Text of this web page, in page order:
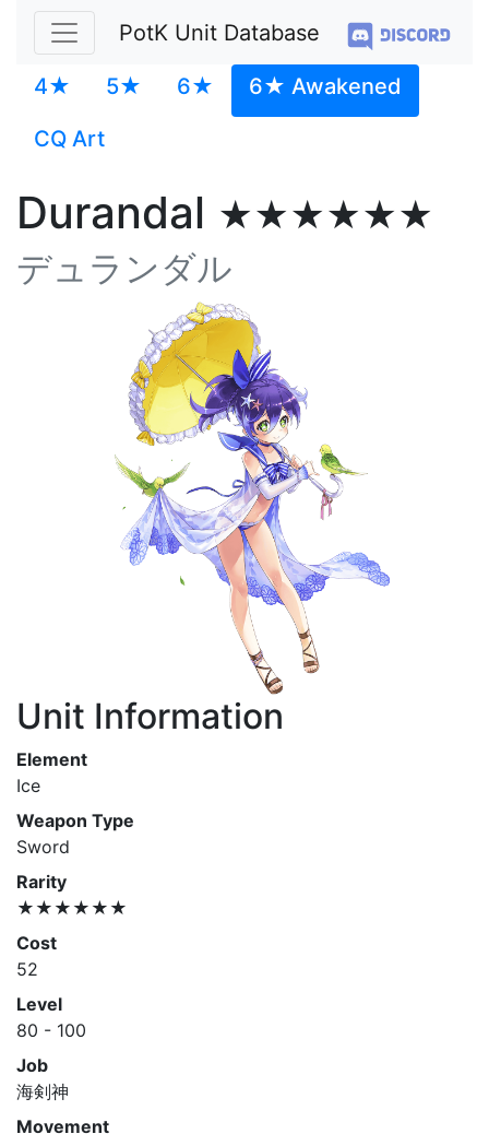
PotK Unit Database
4★ 5★ 6★
6★ Awakened
CQ Art
Durandal ★★★★★★
デュランダル
Unit Information
Element
Ice
Weapon Type
Sword
Rarity
★★★★★★
Cost
52
Level
80 - 100
Job
海剣神
Movement